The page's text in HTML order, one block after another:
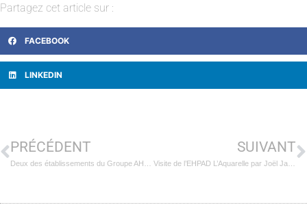
Partagez cet article sur :
FACEBOOK
LINKEDIN
PRÉCÉDENT SUIVANT